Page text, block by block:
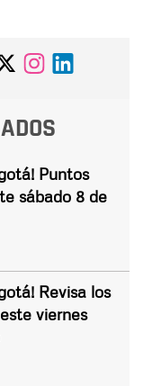
Puntos
sábado 8 de
Revisa los
viernes